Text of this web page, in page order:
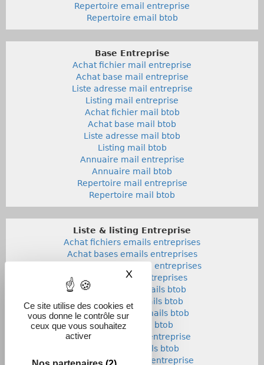
Ce site utilise des cookies et
vous donne le contrôle sur
ceux que vous souhaitez
activer
X Masquer le bandeau des
Repertoire email entreprise
Repertoire email btob
Base Entreprise
Achat fichier mail entreprise
Achat base mail entreprise
Liste adresse mail entreprise
Listing mail entreprise
Achat fichier mail btob
Achat base mail btob
Liste adresse mail btob
Listing mail btob
Annuaire mail entreprise
Annuaire mail btob
Repertoire mail entreprise
Repertoire mail btob
Liste & listing Entreprise
Achat fichiers emails entreprises
Achat bases emails entreprises
Liste adresses emails entreprises
Listings emails entreprises
Achat fichiers emails btob
Achat bases emails btob
Listes adresses emails btob
Listings emails btob
Annuaires emails entreprise
Annuaires emails btob
Repertoires emails entreprise